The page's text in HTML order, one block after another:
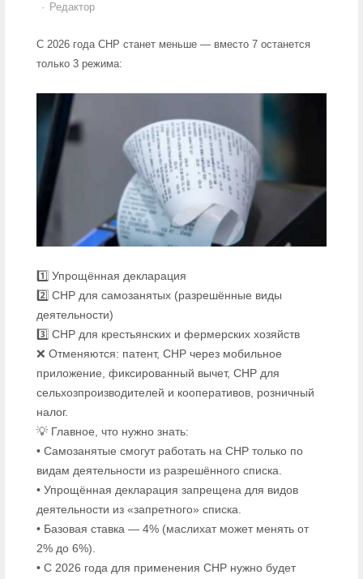
Author
Редактор
С 2026 года СНР станет меньше — вместо 7 останется
только 3 режима:
1️⃣ Упрощённая декларация
2️⃣ СНР для самозанятых (разрешённые виды
деятельности)
3️⃣ СНР для крестьянских и фермерских хозяйств
❌ Отменяются: патент, СНР через мобильное
приложение, фиксированный вычет, СНР для
сельхозпроизводителей и кооперативов, розничный
налог.
💡 Главное, что нужно знать:
• Самозанятые смогут работать на СНР только по
видам деятельности из разрешённого списка.
• Упрощённая декларация запрещена для видов
деятельности из «запретного» списка.
• Базовая ставка — 4% (маслихат может менять от
2% до 6%).
• С 2026 года для применения СНР нужно будет